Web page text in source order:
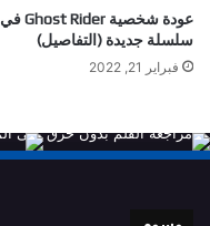
عودة شخصية Ghost Rider في
سلسلة جديدة (التفاصيل)
فبراير 21, 2022